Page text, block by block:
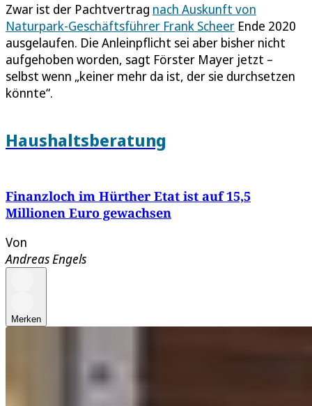
Zwar ist der Pachtvertrag nach Auskunft von
Naturpark-Geschäftsführer Frank Scheer Ende 2020
ausgelaufen. Die Anleinpflicht sei aber bisher nicht
aufgehoben worden, sagt Förster Mayer jetzt –
selbst wenn „keiner mehr da ist, der sie durchsetzen
könnte“.
Haushaltsberatung
Finanzloch im Hürther Etat ist auf 15,5
Millionen Euro gewachsen
Von
Andreas Engels
Merken